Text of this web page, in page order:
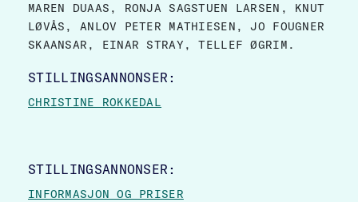
MAREN DUAAS, RONJA SAGSTUEN LARSEN, KNUT
LØVÅS, ANLOV PETER MATHIESEN, JO FOUGNER
SKAANSAR, EINAR STRAY, TELLEF ØGRIM.
STILLINGSANNONSER:
CHRISTINE ROKKEDAL
STILLINGSANNONSER:
INFORMASJON OG PRISER